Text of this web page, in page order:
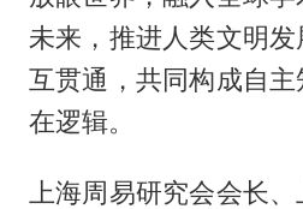
未来，推进人类文明
互贯通，共同构成自
在逻辑。
上海周易研究会会长